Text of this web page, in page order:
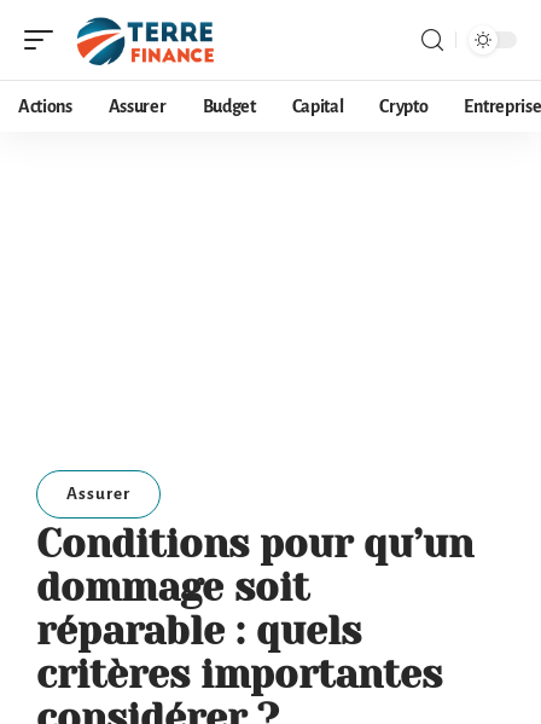
Actions Assurer Budget Capital Crypto Entreprise
Assurer
Conditions pour qu’un
dommage soit
réparable : quels
critères importantes